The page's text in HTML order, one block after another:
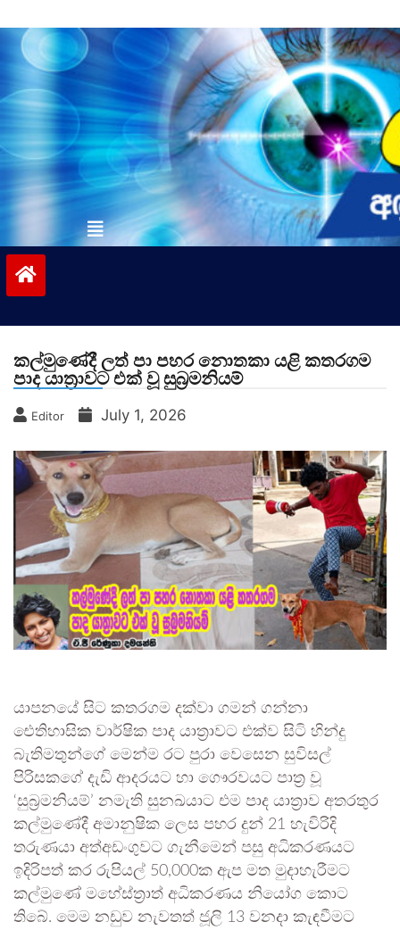
to
contentvinivida.lk
කල්මුණේදී ලත් පා පහර නොතකා යළි කතරගම
පාද යාත්‍රාවට එක් වූ සුබ්‍රමනියම්
Editor July 1, 2026
යාපනයේ සිට කතරගම දක්වා ගමන් ගන්නා
ඓතිහාසික වාර්ෂික පාද යාත්‍රාවට එක්ව සිටි හින්දු
බැතිමතුන්ගේ මෙන්ම රට පුරා වෙසෙන සුවිසල්
පිරිසකගේ දැඩි ආදරයට හා ගෞරවයට පාත්‍ර වූ
‘සුබ්‍රමනියම්’ නමැති සුනඛයාට එම පාද යාත්‍රාව අතරතුර
කල්මුණේදී අමානුෂික ලෙස පහර දුන් 21 හැවිරිදි
තරුණයා අත්අඩංගුවට ගැනීමෙන් පසු අධිකරණයට
ඉදිරිපත් කර රුපියල් 50,000ක ඇප මත මුදාහැරීමට
කල්මුණේ මහේස්ත්‍රාත් අධිකරණය නියෝග කොට
තිබේ. මෙම නඩුව නැවතත් ජූලි 13 වනදා කැඳවීමට